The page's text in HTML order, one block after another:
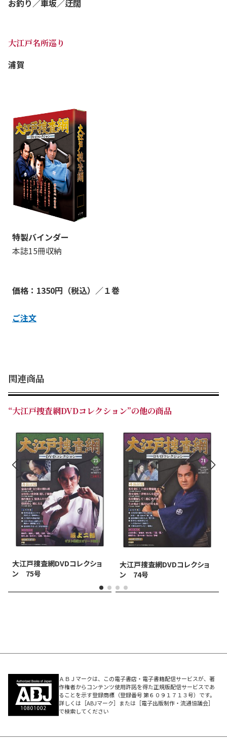
お釣り／車坂／迂闊
大江戸名所巡り
浦賀
特製バインダー
本誌15冊収納
価格：1350円（税込）／１巻
ご注文
関連商品
“大江戸捜査網DVDコレクション”の他の商品
大江戸捜査網DVDコレクショ
ン 75号
大江戸捜査網DVDコレクショ
ン 74号
ＡＢＪマークは、この電子書店・電子書籍配信サービスが、著
作権者からコンテンツ使用許諾を得た正規版配信サービスであ
ることを示す登録商標（登録番号 第６０９１７１３号）です。
詳しくは［ABJマーク］または［電子出版制作・流通協議会］
で検索してください